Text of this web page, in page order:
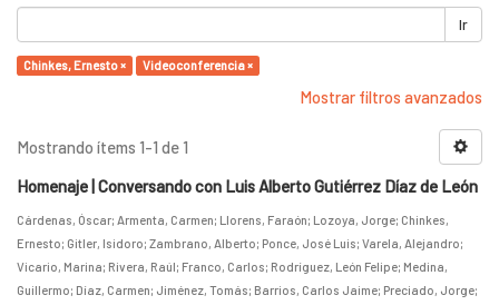
Ir
Chinkes, Ernesto × Videoconferencia ×
Mostrar filtros avanzados
Mostrando ítems 1-1 de 1
Homenaje | Conversando con Luis Alberto Gutiérrez Díaz de León
Cárdenas, Óscar; Armenta, Carmen; Llorens, Faraón; Lozoya, Jorge; Chinkes,
Ernesto; Gitler, Isidoro; Zambrano, Alberto; Ponce, José Luis; Varela, Alejandro;
Vicario, Marina; Rivera, Raúl; Franco, Carlos; Rodríguez, León Felipe; Medina,
Guillermo; Díaz, Carmen; Jiménez, Tomás; Barrios, Carlos Jaime; Preciado, Jorge;